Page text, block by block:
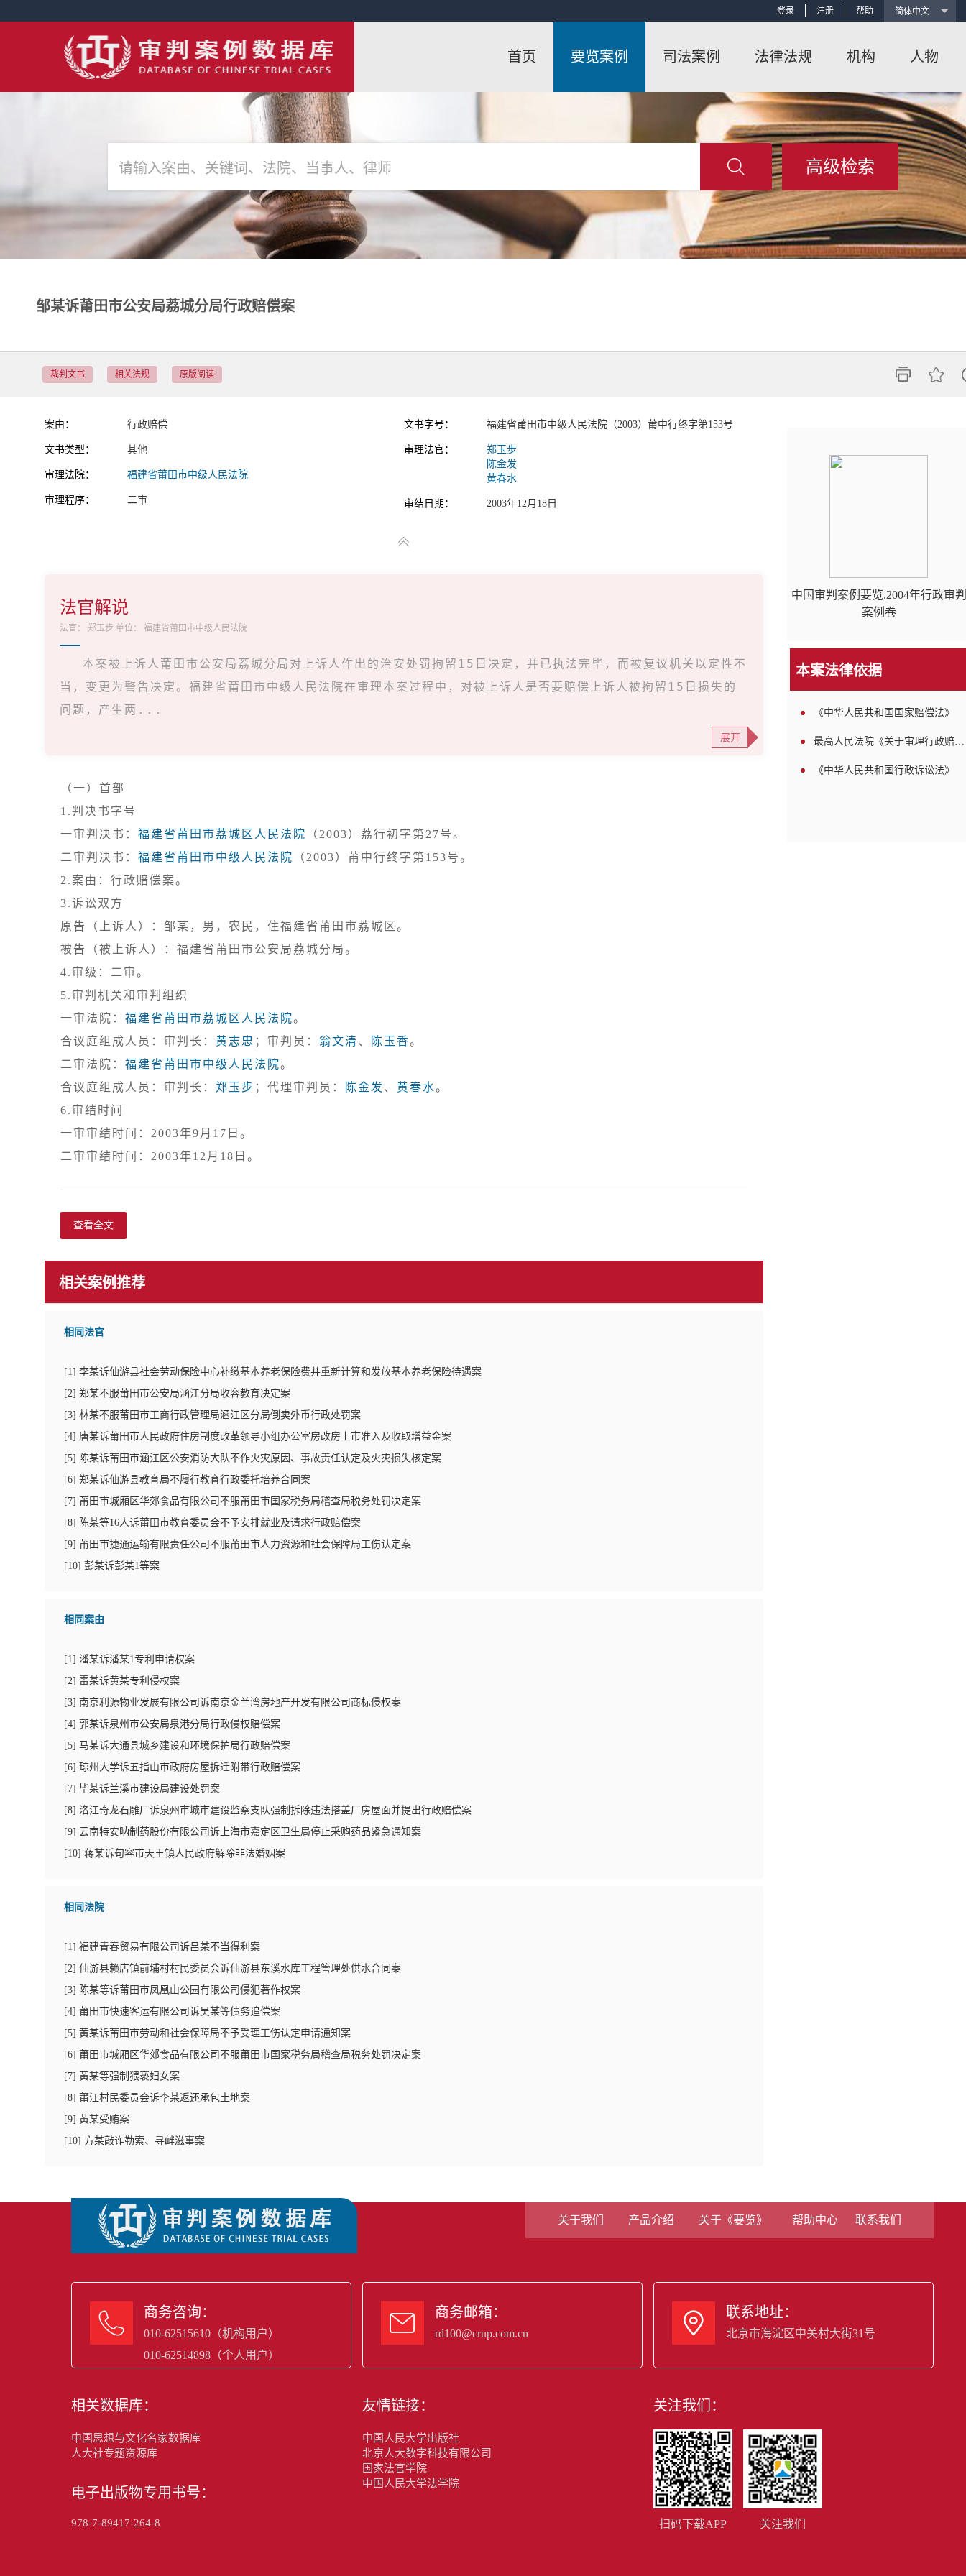
登录 注册 帮助
首页 要览案例 司法案例 法律法规 机构 人物
 高级检索
邹某诉莆田市公安局荔城分局行政赔偿案
裁判文书 相关法规 原版阅读
案由： 行政赔偿
文书类型： 其他
审理法院： 福建省莆田市中级人民法院
审理程序： 二审
文书字号： 福建省莆田市中级人民法院（2003）莆中行终字第153号
审理法官：
郑玉步
陈金发
黄春水
审结日期： 2003年12月18日
法官解说
法官： 郑玉步 单位： 福建省莆田市中级人民法院
本案被上诉人莆田市公安局荔城分局对上诉人作出的治安处罚拘留15日决定，并已执法完毕，而被复议机关以定性不
当，变更为警告决定。福建省莆田市中级人民法院在审理本案过程中，对被上诉人是否要赔偿上诉人被拘留15日损失的
问题，产生两...
展开
（一）首部
1.判决书字号
一审判决书： 福建省莆田市荔城区人民法院
（2003）荔行初字第27号。
二审判决书： 福建省莆田市中级人民法院
3.诉讼双方
原告（上诉人）：邹某，男，农民，住福建省莆田市荔城区。
4.审级：二审。
5.审判机关和审判组织
一审法院： 福建省莆田市荔城区人民法院。
合议庭组成人员：审判长： 黄志忠 ；审判员： 翁文清、 陈玉香。
二审法院： 福建省莆田市中级人民法院。
合议庭组成人员：审判长： 郑玉步 ；代理审判员： 陈金发 、 黄春水
6.审结时间
一审审结时间：2003年9月17日。
查看全文
相关案例推荐
相同法官
[1] 李某诉仙游县社会劳动保险中心补缴基本养老保险费并重新计算和发放基本养老保险待遇案
[2] 郑某不服莆田市公安局涵江分局收容教育决定案
[3] 林某不服莆田市工商行政管理局涵江区分局倒卖外币行政处罚案
[4] 唐某诉莆田市人民政府住房制度改革领导小组办公室房改房上市准入及收取增益金案
[5] 陈某诉莆田市涵江区公安消防大队不作火灾原因、事故责任认定及火灾损失核定案
[6] 郑某诉仙游县教育局不履行教育行政委托培养合同案
[7] 莆田市城厢区华郊食品有限公司不服莆田市国家税务局稽查局税务处罚决定案
[8] 陈某等16人诉莆田市教育委员会不予安排就业及请求行政赔偿案
[9] 莆田市捷通运输有限责任公司不服莆田市人力资源和社会保障局工伤认定案
[10] 彭某诉彭某1等案
相同案由
[1] 潘某诉潘某1专利申请权案
[2] 雷某诉黄某专利侵权案
[3] 南京利源物业发展有限公司诉南京金兰湾房地产开发有限公司商标侵权案
[4] 郭某诉泉州市公安局泉港分局行政侵权赔偿案
[5] 马某诉大通县城乡建设和环境保护局行政赔偿案
[6] 琼州大学诉五指山市政府房屋拆迁附带行政赔偿案
[7] 毕某诉兰溪市建设局建设处罚案
[8] 洛江奇龙石雕厂诉泉州市城市建设监察支队强制拆除违法搭盖厂房屋面并提出行政赔偿案
[9] 云南特安呐制药股份有限公司诉上海市嘉定区卫生局停止采购药品紧急通知案
[10] 蒋某诉句容市天王镇人民政府解除非法婚姻案
相同法院
[1] 福建青春贸易有限公司诉吕某不当得利案
[2] 仙游县赖店镇前埔村村民委员会诉仙游县东溪水库工程管理处供水合同案
[3] 陈某等诉莆田市凤凰山公园有限公司侵犯著作权案
[4] 莆田市快速客运有限公司诉吴某等债务追偿案
[5] 黄某诉莆田市劳动和社会保障局不予受理工伤认定申请通知案
[6] 莆田市城厢区华郊食品有限公司不服莆田市国家税务局稽查局税务处罚决定案
[7] 黄某等强制猥亵妇女案
[8] 莆江村民委员会诉李某返还承包土地案
[9] 黄某受贿案
[10] 方某敲诈勒索、寻衅滋事案
中国审判案例要览.2004年行政审判
案例卷
本案法律依据
《中华人民共和国国家赔偿法》
最高人民法院《关于审理行政赔偿案件若干问题的规定》
《中华人民共和国行政诉讼法》
关于我们 产品介绍 关于《要览》 帮助中心 联系我们
 商务咨询：
010-62515610（机构用户）
010-62514898（个人用户）
 商务邮箱：
rd100@crup.com.cn  联系地址：
北京市海淀区中关村大街31号
相关数据库：
中国思想与文化名家数据库
人大社专题资源库
电子出版物专用书号：
978-7-89417-264-8
友情链接：
中国人民大学出版社
北京人大数字科技有限公司
国家法官学院
中国人民大学法学院
关注我们：
扫码下载APP 关注我们